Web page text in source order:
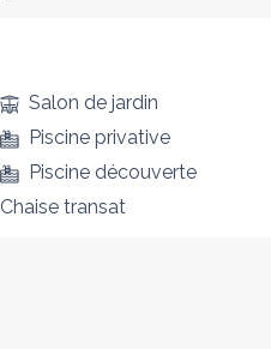
Salon de jardin
Piscine privative
Piscine découverte
Chaise transat